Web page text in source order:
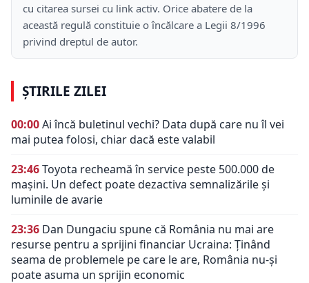
cu citarea sursei cu link activ. Orice abatere de la
această regulă constituie o încălcare a Legii 8/1996
privind dreptul de autor.
ȘTIRILE ZILEI
00:00Ai încă buletinul vechi? Data după care nu îl vei
mai putea folosi, chiar dacă este valabil
23:46Toyota recheamă în service peste 500.000 de
mașini. Un defect poate dezactiva semnalizările și
luminile de avarie
23:36 Dan Dungaciu spune că România nu mai are
resurse pentru a sprijini financiar Ucraina: Ținând
seama de problemele pe care le are, România nu-și
poate asuma un sprijin economic